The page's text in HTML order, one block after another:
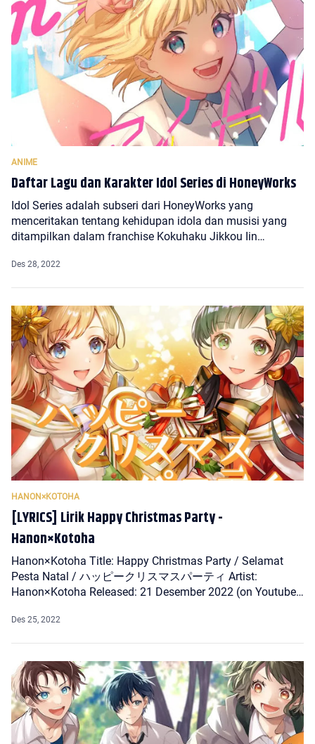
Daftar Lagu dan Karakter Idol Series di HoneyWorks
Idol Series adalah subseri dari HoneyWorks yang
menceritakan tentang kehidupan idola dan musisi yang
ditampilkan dalam franchise Kokuhaku Jikkou Iin…
[LYRICS] Lirik Happy Christmas Party -
Hanon×Kotoha
Hanon×Kotoha Title: Happy Christmas Party / Selamat
Pesta Natal / ハッピークリスマスパーティ Artist:
Hanon×Kotoha Released: 21 Desember 2022 (on Youtube)